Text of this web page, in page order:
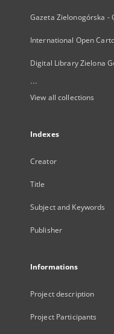
Gazeta Zielonogórska -
International Open
Digital Library Zielona
...
View all collections
Indexes
Creator
Title
Subject and Keywords
Publisher
Informations
Project description
Project Participants